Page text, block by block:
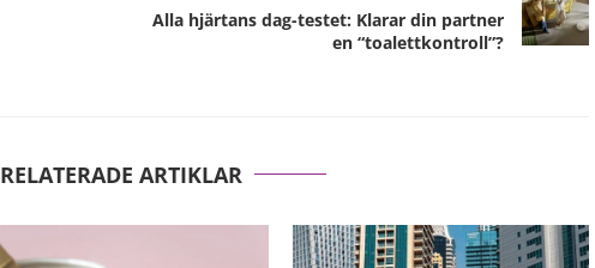
Alla hjärtans dag-testet: Klarar din partner
en “toalettkontroll”?
RELATERADE ARTIKLAR